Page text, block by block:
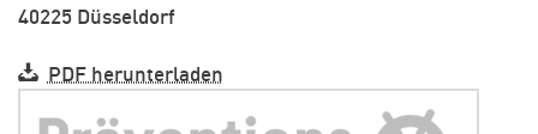
40225 Düsseldorf
PDF herunterladen